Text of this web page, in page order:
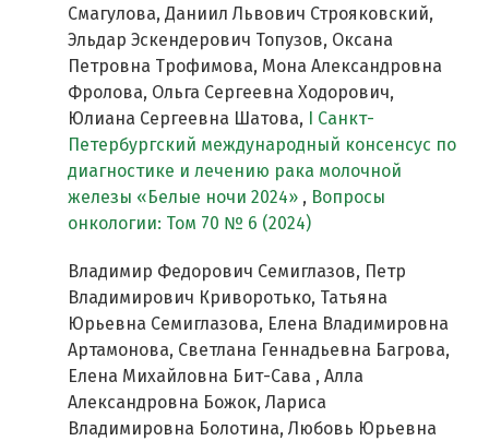
Смагулова, Даниил Львович Строяковский,
Эльдар Эскендерович Топузов, Оксана
Петровна Трофимова, Мона Александровна
Фролова, Ольга Сергеевна Ходорович,
Юлиана Сергеевна Шатова,
I Cанкт-
Петербургский международный консенсус по
диагностике и лечению рака молочной
железы «Белые ночи 2024» , Вопросы
онкологии: Том 70 № 6 (2024)
Владимир Федорович Семиглазов, Петр
Владимирович Криворотько, Татьяна
Юрьевна Семиглазова, Елена Владимировна
Артамонова, Светлана Геннадьевна Багрова,
Елена Михайловна Бит-Сава , Алла
Александровна Божок, Лариса
Владимировна Болотина, Любовь Юрьевна